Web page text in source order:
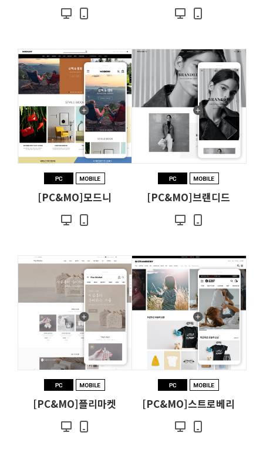
[PC&MO]모드니 [PC&MO]브랜디드
[PC&MO]플리마켓 [PC&MO]스트로베리